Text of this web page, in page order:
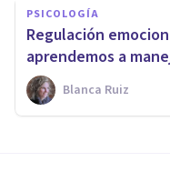
PSICOLOGÍA
Regulación
aprendemos a
Blanca Ruiz